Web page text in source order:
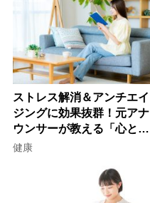
ストレス解消＆アンチエイ
ジングに効果抜群！元アナ
ウンサーが教える「心と体
を元気にする音読の習慣」
健康